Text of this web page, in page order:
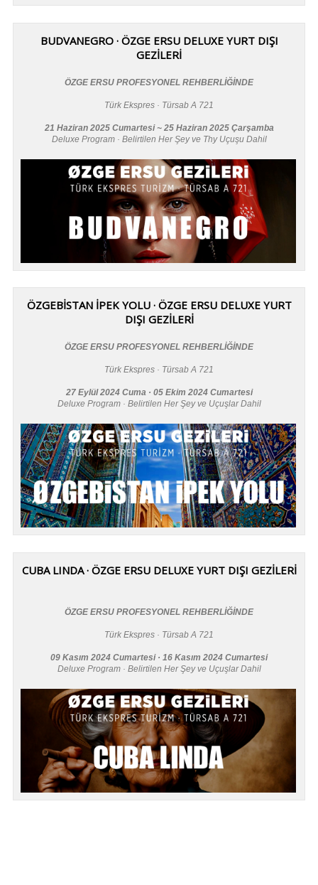
BUDVANEGRO · ÖZGE ERSU DELUXE YURT DIŞI
GEZİLERİ
ÖZGE ERSU PROFESYONEL REHBERLİĞİNDE
Türk Ekspres · Türsab A 721
21 Haziran 2025 Cumartesi ~ 25 Haziran 2025 Çarşamba
Deluxe Program · Belirtilen Her Şey ve Thy Uçuşu Dahil
ÖZGEBİSTAN İPEK YOLU · ÖZGE ERSU DELUXE YURT
DIŞI GEZİLERİ
ÖZGE ERSU PROFESYONEL REHBERLİĞİNDE
Türk Ekspres · Türsab A 721
27 Eylül 2024 Cuma · 05 Ekim 2024 Cumartesi
Deluxe Program · Belirtilen Her Şey ve Uçuşlar Dahil
CUBA LINDA · ÖZGE ERSU DELUXE YURT DIŞI GEZİLERİ
ÖZGE ERSU PROFESYONEL REHBERLİĞİNDE
Türk Ekspres · Türsab A 721
09 Kasım 2024 Cumartesi · 16 Kasım 2024 Cumartesi
Deluxe Program · Belirtilen Her Şey ve Uçuşlar Dahil